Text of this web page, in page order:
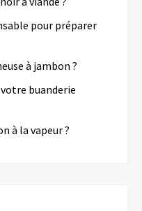
pour préparer
à jambon ?
buanderie
à la vapeur ?